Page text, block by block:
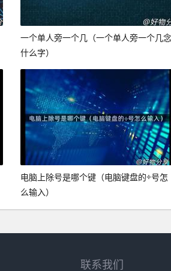
一个单人旁一个几（一个单人旁一个几念
什么字）
电脑上除号是哪个键（电脑键盘的÷号怎
么输入）
联系我们